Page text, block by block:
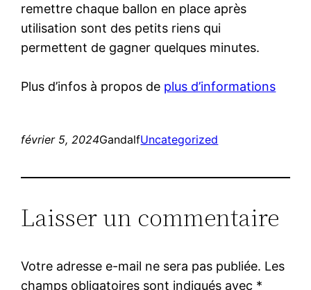
remettre chaque ballon en place après
utilisation sont des petits riens qui
permettent de gagner quelques minutes.
Plus d’infos à propos de plus d’informations
février 5, 2024GandalfUncategorized
Laisser un commentaire
Votre adresse e-mail ne sera pas publiée. Les
champs obligatoires sont indiqués avec *